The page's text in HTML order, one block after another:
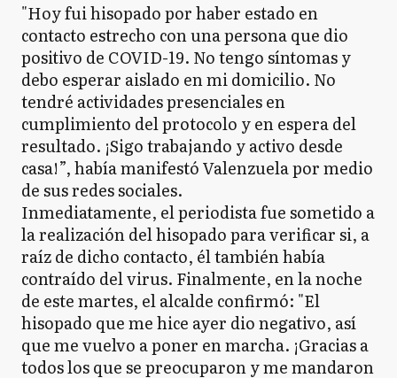
"Hoy fui hisopado por haber estado en
contacto estrecho con una persona que dio
positivo de COVID-19. No tengo síntomas y
debo esperar aislado en mi domicilio. No
tendré actividades presenciales en
cumplimiento del protocolo y en espera del
resultado. ¡Sigo trabajando y activo desde
casa!”, había manifestó Valenzuela por medio
de sus redes sociales.
Inmediatamente, el periodista fue sometido a
la realización del hisopado para verificar si, a
raíz de dicho contacto, él también había
contraído del virus. Finalmente, en la noche
de este martes, el alcalde confirmó: "El
hisopado que me hice ayer dio negativo, así
que me vuelvo a poner en marcha. ¡Gracias a
todos los que se preocuparon y me mandaron